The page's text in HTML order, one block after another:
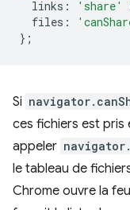
links : 'share'
files :
};
Si
ces fichiers est pris
appeler
le tableau de
Chrome ouvre la